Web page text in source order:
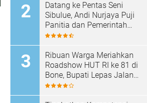
Datang ke Pentas Seni
Sibulue, Andi Nurjaya Puji
Panitia dan Pemerintah
Kecamatan
Ribuan Warga Meriahkan
Roadshow HUT RI ke 81 di
Bone, Bupati Lepas Jalan
Santai